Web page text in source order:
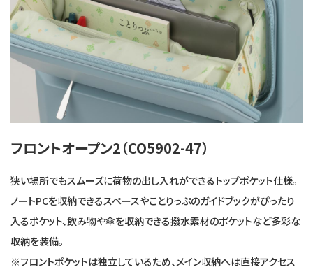
フロントオープン2（CO5902-47）
狭い場所でもスムーズに荷物の出し入れができるトップポケット仕様。
ノートPCを収納できるスペースやことりっぷのガイドブックがぴったり
入るポケット、飲み物や傘を収納できる撥水素材のポケットなど多彩な
収納を装備。
※フロントポケットは独立しているため、メイン収納へは直接アクセス